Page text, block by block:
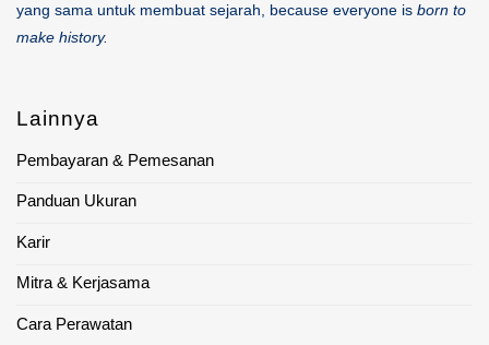
yang sama untuk membuat sejarah, because everyone is born to
make history.
Lainnya
Pembayaran & Pemesanan
Panduan Ukuran
Karir
Mitra & Kerjasama
Cara Perawatan